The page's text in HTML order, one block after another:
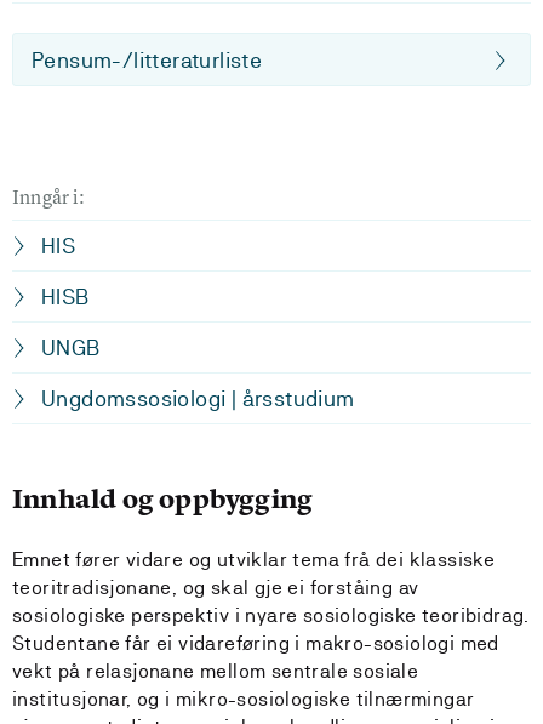
Pensum-/litteraturliste
Inngår i:
HIS
HISB
UNGB
Ungdomssosiologi | årsstudium
Innhald og oppbygging
Emnet fører vidare og utviklar tema frå dei klassiske
teoritradisjonane, og skal gje ei forståing av
sosiologiske perspektiv i nyare sosiologiske teoribidrag.
Studentane får ei vidareføring i makro-sosiologi med
vekt på relasjonane mellom sentrale sosiale
institusjonar, og i mikro-sosiologiske tilnærmingar